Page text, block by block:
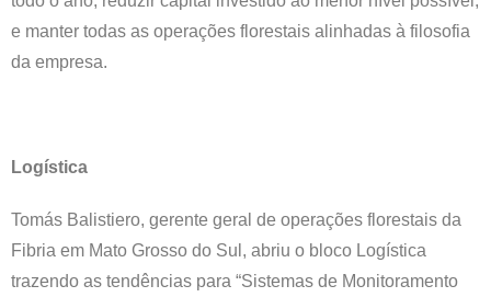
e manter todas as operações florestais alinhadas à filosofia
da empresa.
Logística
Tomás Balistiero, gerente geral de operações florestais da
Fibria em Mato Grosso do Sul, abriu o bloco Logística
trazendo as tendências para “Sistemas de Monitoramento